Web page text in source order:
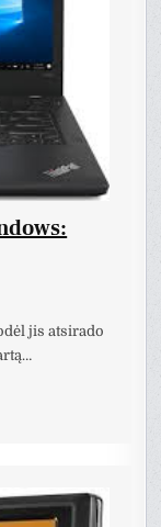
jis atsirado